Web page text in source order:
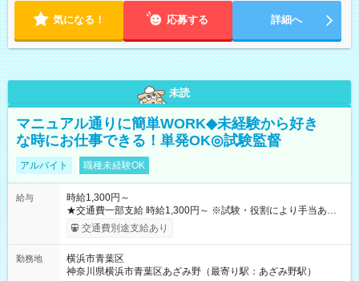
気になる！ 応募する 詳細へ
未読
マニュアル通りに簡単WORK◆未経験から好き
な時にお仕事できる！単発OK◎試験監督
アルバイト 職種未経験OK
給与
時給1,300円～
★交通費一部支給 時給1,300円～ ※試験・役割により手当あり
※勤務回数により昇給あり 【即給（前払い）オプションあ
り！】 希望される場合、勤務から1週間ほどで給与の一部を受け
例】 ・河合塾模擬試験 8:30～17:30（休憩1時間） 時給1,300円
×8時間＝日収10,400円＋交通費 ※当日の役割により時給＋100
交通費別途支給あり
勤務地
横浜市青葉区
神奈川県横浜市青葉区あざみ野（最寄り駅：あざみ野駅）